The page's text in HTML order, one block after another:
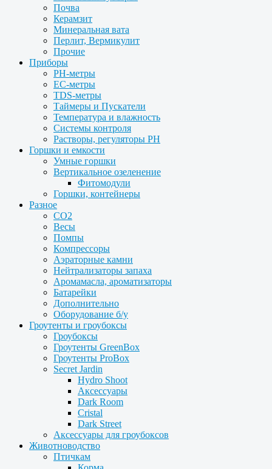
Почва
Керамзит
Минеральная вата
Перлит, Вермикулит
Прочие
Приборы
PH-метры
EC-метры
TDS-метры
Таймеры и Пускатели
Температура и влажность
Системы контроля
Растворы, регуляторы PH
Горшки и емкости
Умные горшки
Вертикальное озеленение
Фитомодули
Горшки, контейнеры
Разное
CO2
Весы
Помпы
Компрессоры
Аэраторные камни
Нейтрализаторы запаха
Аромамасла, ароматизаторы
Батарейки
Дополнительно
Оборудование б/у
Гроутенты и гроубоксы
Гроубоксы
Гроутенты GreenBox
Гроутенты ProBox
Secret Jardin
Hydro Shoot
Аксессуары
Dark Room
Cristal
Dark Street
Аксессуары для гроубоксов
Животноводство
Птичкам